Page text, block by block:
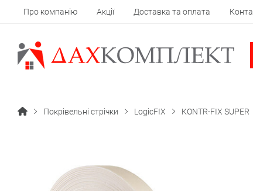
Про компанію Акції Доставка та оплата
Покрівельні стрічки LogicFIX KONTR-FIX SUPER